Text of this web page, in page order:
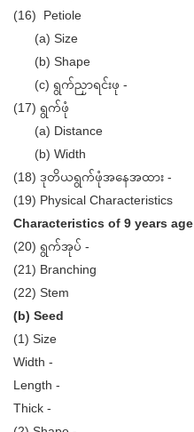
(16) Petiole
(a) Size
(b) Shape
(c) ရွက်ညှာရင်းဖု -
(17) ရွက်ဖုံ
(a) Distance
(b) Width
(18) ဒုတိယရွက်ဖုံအနေအထား -
(19) Physical Characteristics
Characteristics of 9 years age
(20) ရွက်အုပ် -
(21) Branching
(22) Stem
(b) Seed
(1) Size
Width -
Length -
Thick -